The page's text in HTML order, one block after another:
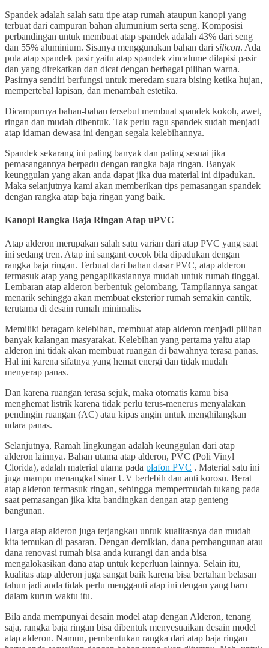
Spandek adalah salah satu tipe atap rumah ataupun kanopi yang
terbuat dari campuran bahan alumunium serta seng. Komposisi
perbandingan untuk membuat atap spandek adalah 43% dari seng
dan 55% aluminium. Sisanya menggunakan bahan dari silicon. Ada
pula atap spandek pasir yaitu atap spandek zincalume dilapisi pasir
dan yang direkatkan dan dicat dengan berbagai pilihan warna.
Pasirnya sendiri berfungsi untuk meredam suara bising ketika hujan,
mempertebal lapisan, dan menambah estetika.
Dicampurnya bahan-bahan tersebut membuat spandek kokoh, awet,
ringan dan mudah dibentuk. Tak perlu ragu spandek sudah menjadi
atap idaman dewasa ini dengan segala kelebihannya.
Spandek sekarang ini paling banyak dan paling sesuai jika
pemasangannya berpadu dengan rangka baja ringan. Banyak
keunggulan yang akan anda dapat jika dua material ini dipadukan.
Maka selanjutnya kami akan memberikan tips pemasangan spandek
dengan rangka atap baja ringan yang baik.
Kanopi Rangka Baja Ringan Atap uPVC
Atap alderon merupakan salah satu varian dari atap PVC yang saat
ini sedang tren. Atap ini sangant cocok bila dipadukan dengan
rangka baja ringan. Terbuat dari bahan dasar PVC, atap alderon
termasuk atap yang pengaplikasiannya mudah untuk rumah tinggal.
Lembaran atap alderon berbentuk gelombang. Tampilannya sangat
menarik sehingga akan membuat eksterior rumah semakin cantik,
terutama di desain rumah minimalis.
Memiliki beragam kelebihan, membuat atap alderon menjadi pilihan
banyak kalangan masyarakat. Kelebihan yang pertama yaitu atap
alderon ini tidak akan membuat ruangan di bawahnya terasa panas.
Hal ini karena sifatnya yang hemat energi dan tidak mudah
menyerap panas.
Dan karena ruangan terasa sejuk, maka otomatis kamu bisa
menghemat listrik karena tidak perlu terus-menerus menyalakan
pendingin ruangan (AC) atau kipas angin untuk menghilangkan
udara panas.
Selanjutnya, Ramah lingkungan adalah keunggulan dari atap
alderon lainnya. Bahan utama atap alderon, PVC (Poli Vinyl
Clorida), adalah material utama pada plafon PVC . Material satu ini
juga mampu menangkal sinar UV berlebih dan anti korosu. Berat
atap alderon termasuk ringan, sehingga mempermudah tukang pada
saat pemasangan jika kita bandingkan dengan atap genteng
bangunan.
Harga atap alderon juga terjangkau untuk kualitasnya dan mudah
kita temukan di pasaran. Dengan demikian, dana pembangunan atau
dana renovasi rumah bisa anda kurangi dan anda bisa
mengalokasikan dana atap untuk keperluan lainnya. Selain itu,
kualitas atap alderon juga sangat baik karena bisa bertahan belasan
tahun jadi anda tidak perlu mengganti atap ini dengan yang baru
dalam kurun waktu itu.
Bila anda mempunyai desain model atap dengan Alderon, tenang
saja, rangka baja ringan bisa dibentuk menyesuaikan desain model
atap alderon. Namun, pembentukan rangka dari atap baja ringan